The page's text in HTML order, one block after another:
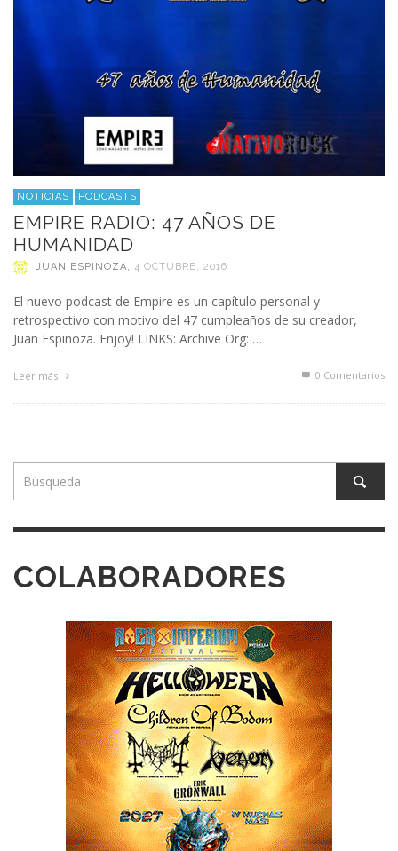
NOTICIAS PODCASTS
EMPIRE RADIO: 47 AÑOS DE
HUMANIDAD
JUAN ESPINOZA, 4 OCTUBRE, 2016
El nuevo podcast de Empire es un capítulo personal y
retrospectivo con motivo del 47 cumpleaños de su creador,
Juan Espinoza. Enjoy! LINKS: Archive Org: …
Leer más 0 Comentarios
COLABORADORES